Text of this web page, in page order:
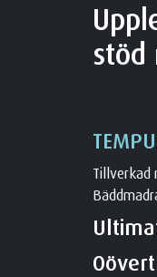
stöd
Tillverkad